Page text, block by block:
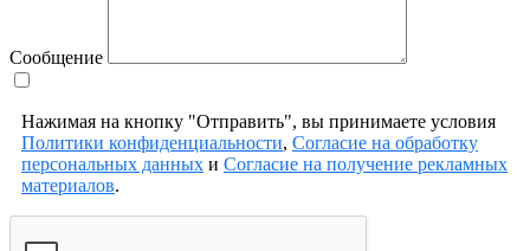
Сообщение
Нажимая на кнопку "Отправить", вы принимаете условия
Политики конфиденциальности, Согласие на обработку
персональных данных и Согласие на получение рекламных
материалов.